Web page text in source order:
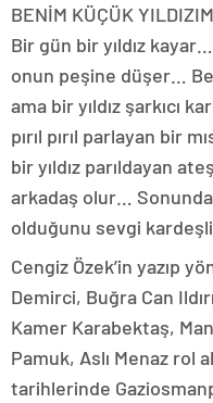
BENİM KÜÇÜK
Bir gün bir yıldız
onun peşine düşer…
ama bir yıldız şarkıcı
pırıl pırıl parlayan bir
bir yıldız parıldayan
arkadaş olur… Sonunda
olduğunu sevgi
Cengiz Özek’in yazıp
Demirci, Buğra Can
Kamer Karabektaş,
Pamuk, Aslı Menaz rol
tarihlerinde